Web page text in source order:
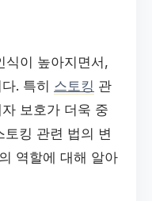
식이 높아지면서,
. 특히 스토킹 관
보호가 더욱 중
토킹 관련 법의 변
의 역할에 대해 알아